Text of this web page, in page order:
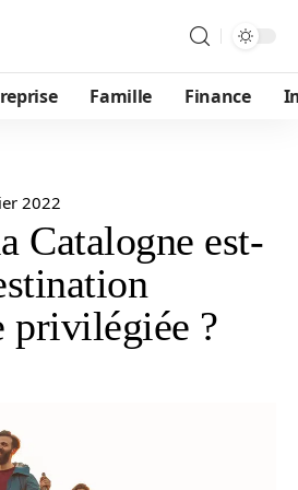
Famille Finance
2022
Catalogne est-
privilégiée ?